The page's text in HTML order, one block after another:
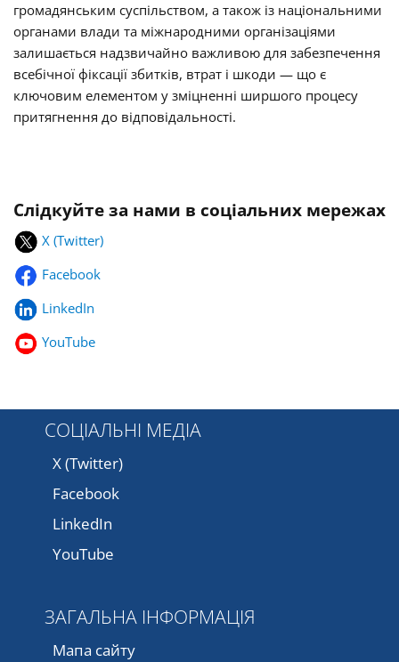
громадянським суспільством, а також із національними
органами влади та міжнародними організаціями
залишається надзвичайно важливою для забезпечення
всебічної фіксації збитків, втрат і шкоди — що є
ключовим елементом у зміцненні ширшого процесу
притягнення до відповідальності.
Слідкуйте за нами в соціальних мережах
X (Twitter)
Facebook
LinkedIn
YouTube
СОЦІАЛЬНІ МЕДІА
X (Twitter)
Facebook
LinkedIn
YouTube
ЗАГАЛЬНА ІНФОРМАЦІЯ
Мапа сайту